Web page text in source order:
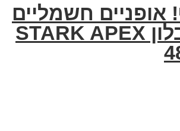
אופניים חשמליים
גלגלי בלון STARK APEX